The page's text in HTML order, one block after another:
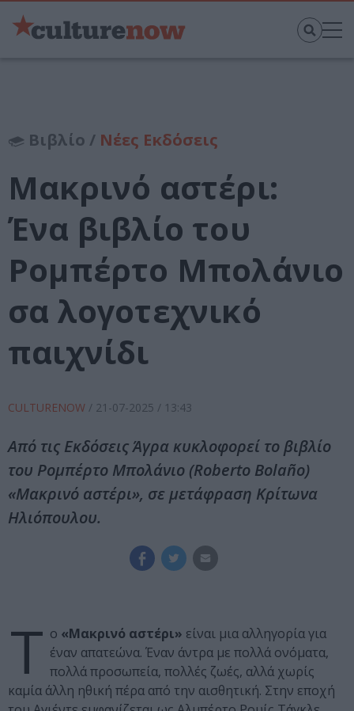
Βιβλίο / Νέες Εκδόσεις
Μακρινό αστέρι:
Ένα βιβλίο του
Ρομπέρτο Μπολάνιο
σα λογοτεχνικό
παιχνίδι
CULTURENOW / 21-07-2025 / 13:43
Από τις Εκδόσεις Άγρα κυκλοφορεί το βιβλίο
του Ρομπέρτο Μπολάνιο (Roberto Bolaño)
«Μακρινό αστέρι», σε μετάφραση Κρίτωνα
Ηλιόπουλου.
Τ ο «Μακρινό αστέρι» είναι μια αλληγορία για
έναν απατεώνα. Έναν άντρα με πολλά ονόματα,
πολλά προσωπεία, πολλές ζωές, αλλά χωρίς
καμία άλλη ηθική πέρα από την αισθητική. Στην εποχή